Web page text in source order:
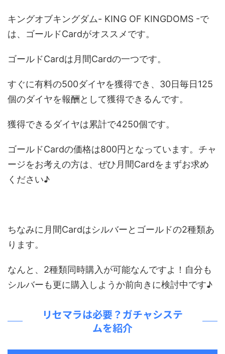
キングオブキングダム- KING OF KINGDOMS -で
は、ゴールドCardがオススメです。
ゴールドCardは月間Cardの一つです。
すぐに有料の500ダイヤを獲得でき、30日毎日125
個のダイヤを報酬として獲得できるんです。
獲得できるダイヤは累計で4250個です。
ゴールドCardの価格は800円となっています。チャ
ージをお考えの方は、ぜひ月間Cardをまずお求め
ください♪
ちなみに月間Cardはシルバーとゴールドの2種類あ
ります。
なんと、2種類同時購入が可能なんですよ！自分も
シルバーも更に購入しようか前向きに検討中です♪
リセマラは必要？ガチャシステ
ムを紹介